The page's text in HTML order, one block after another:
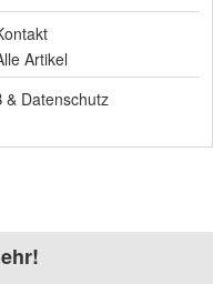
Artikel
& Datenschutz